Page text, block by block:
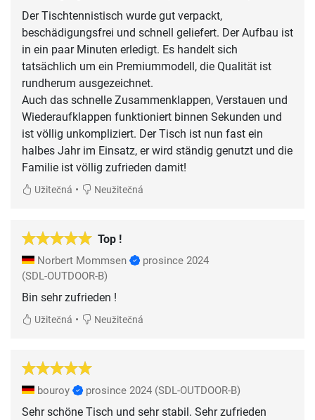
Der Tischtennistisch wurde gut verpackt,
beschädigungsfrei und schnell geliefert. Der Aufbau ist
in ein paar Minuten erledigt. Es handelt sich
tatsächlich um ein Premiummodell, die Qualität ist
rundherum ausgezeichnet.
Auch das schnelle Zusammenklappen, Verstauen und
Wiederaufklappen funktioniert binnen Sekunden und
ist völlig unkompliziert. Der Tisch ist nun fast ein
halbes Jahr im Einsatz, er wird ständig genutzt und die
Familie ist völlig zufrieden damit!
Užitečná • Neužitečná
Top !
Norbert Mommsen
prosince 2024
(SDL-OUTDOOR-B)
Bin sehr zufrieden !
Užitečná • Neužitečná
bouroy prosince 2024 (SDL-OUTDOOR-B)
Sehr schöne Tisch und sehr stabil. Sehr zufrieden